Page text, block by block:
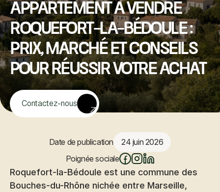
Appartement à vendre
Roquefort-la-Bédoule :
prix, marché et conseils
pour réussir votre achat
Contactez-nous
Date de publication
24 juin 2026
Poignée sociale
Roquefort-la-Bédoule est une commune des
Bouches-du-Rhône nichée entre Marseille,